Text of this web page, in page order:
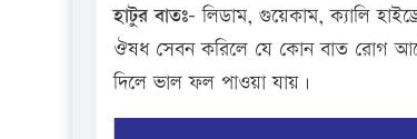
হাটুর বাতঃ– লিডাম, গুয়েকাম, ক্যালি
ঔষধ সেবন করিলে যে কোন বাত রোগ
দিলে ভাল ফল পাওয়া যায়।